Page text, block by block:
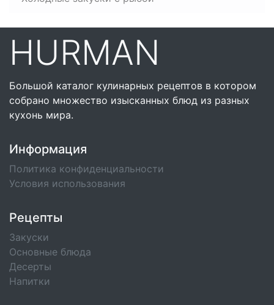
HURMAN
Большой каталог кулинарных рецептов в котором
собрано множество изысканных блюд из разных
кухонь мира.
Информация
Политика конфиденциальности
Условия использования
Рецепты
Закуски
Основные блюда
Десерты
Напитки